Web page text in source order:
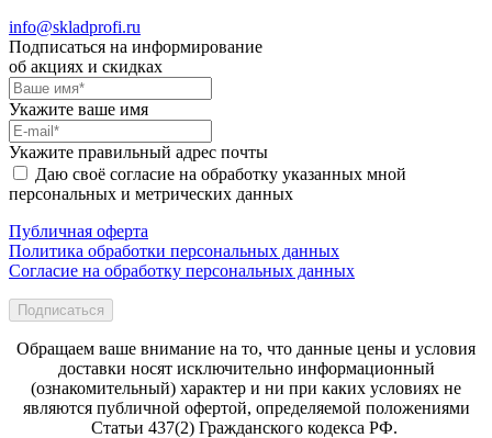
info@skladprofi.ru
Подписаться на информирование
об акциях и скидках
Укажите ваше имя
Укажите правильный адрес почты
Даю своё согласие на обработку указанных мной
персональных и метрических данных
Публичная оферта
Политика обработки персональных данных
Согласие на обработку персональных данных
Подписаться
Обращаем ваше внимание на то, что данные цены и условия
доставки носят исключительно информационный
(ознакомительный) характер и ни при каких условиях не
являются публичной офертой, определяемой положениями
Статьи 437(2) Гражданского кодекса РФ.